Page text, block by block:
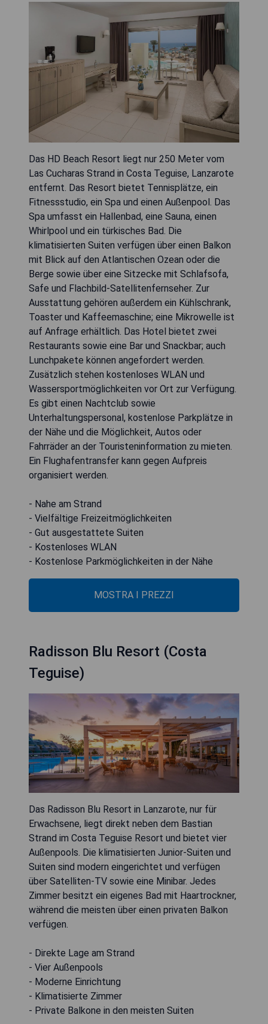
Das HD Beach Resort liegt nur 250 Meter vom
Las Cucharas Strand in Costa Teguise, Lanzarote
entfernt. Das Resort bietet Tennisplätze, ein
Fitnessstudio, ein Spa und einen Außenpool. Das
Spa umfasst ein Hallenbad, eine Sauna, einen
Whirlpool und ein türkisches Bad. Die
klimatisierten Suiten verfügen über einen Balkon
mit Blick auf den Atlantischen Ozean oder die
Berge sowie über eine Sitzecke mit Schlafsofa,
Safe und Flachbild-Satellitenfernseher. Zur
Ausstattung gehören außerdem ein Kühlschrank,
Toaster und Kaffeemaschine; eine Mikrowelle ist
auf Anfrage erhältlich. Das Hotel bietet zwei
Restaurants sowie eine Bar und Snackbar; auch
Lunchpakete können angefordert werden.
Zusätzlich stehen kostenloses WLAN und
Wassersportmöglichkeiten vor Ort zur Verfügung.
Es gibt einen Nachtclub sowie
Unterhaltungspersonal, kostenlose Parkplätze in
der Nähe und die Möglichkeit, Autos oder
Fahrräder an der Touristeninformation zu mieten.
Ein Flughafentransfer kann gegen Aufpreis
organisiert werden.
- Nahe am Strand
- Vielfältige Freizeitmöglichkeiten
- Gut ausgestattete Suiten
- Kostenloses WLAN
- Kostenlose Parkmöglichkeiten in der Nähe
MOSTRA I PREZZI
Radisson Blu Resort (Costa
Teguise)
Das Radisson Blu Resort in Lanzarote, nur für
Erwachsene, liegt direkt neben dem Bastian
Strand im Costa Teguise Resort und bietet vier
Außenpools. Die klimatisierten Junior-Suiten und
Suiten sind modern eingerichtet und verfügen
über Satelliten-TV sowie eine Minibar. Jedes
Zimmer besitzt ein eigenes Bad mit Haartrockner,
während die meisten über einen privaten Balkon
verfügen.
- Direkte Lage am Strand
- Vier Außenpools
- Moderne Einrichtung
- Klimatisierte Zimmer
- Private Balkone in den meisten Suiten